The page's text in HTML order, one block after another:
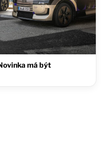
má být